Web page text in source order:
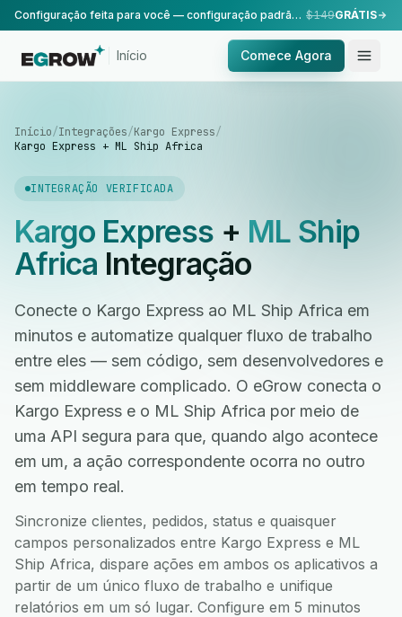
Configuração feita para você — configuração padrão, realizada pela nossa equipe. $149GRÁTIS
Início Comece Agora
Início/Integrações/Kargo Express/
Kargo Express + ML Ship Africa
INTEGRAÇÃO VERIFICADA
Kargo Express+ ML Ship
Africa Integração
Conecte o Kargo Express ao ML Ship Africa em
minutos e automatize qualquer fluxo de trabalho
entre eles — sem código, sem desenvolvedores e
sem middleware complicado. O eGrow conecta o
Kargo Express e o ML Ship Africa por meio de
uma API segura para que, quando algo acontece
em um, a ação correspondente ocorra no outro
em tempo real.
Sincronize clientes, pedidos, status e quaisquer
campos personalizados entre Kargo Express e ML
Ship Africa, dispare ações em ambos os aplicativos a
partir de um único fluxo de trabalho e unifique
relatórios em um só lugar. Configure em 5 minutos